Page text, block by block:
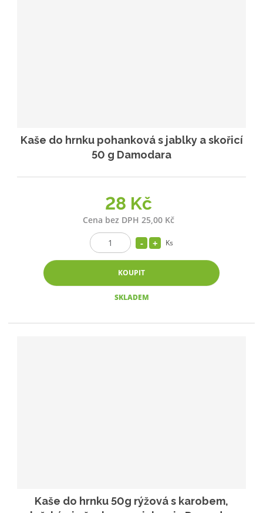
Kaše do hrnku pohanková s jablky a skořicí
50 g Damodara
28 Kč
Cena bez DPH 25,00 Kč
Ks
KOUPIT
SKLADEM
Kaše do hrnku 50g rýžová s karobem,